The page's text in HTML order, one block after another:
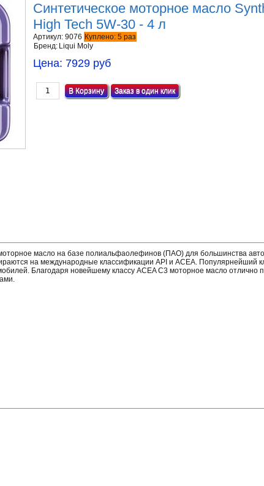
Синтетическое моторное масло
High Tech 5W-30 - 4 л
Артикул: 9076 Куплено: 5 раз
Бренд: Liqui Moly
Цена: 7929 руб
Заказ в один клик
масло на базе полиальфаолефинов (ПАО) для большинства
на международные классификации API и ACEA. Популярнейший
Благодаря новейшему классу ACEA C3 моторное масло отлично